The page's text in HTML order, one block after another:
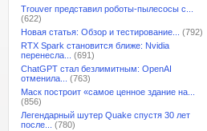
Trouver представил роботы-пылесосы с...
(622)
Новая статья: Обзор и тестирование...
(792)
RTX Spark становится ближе: Nvidia
перенесла...
(691)
ChatGPT стал безлимитным: OpenAI
отменила...
(763)
Маск построит «самое ценное здание на...
(856)
Легендарный шутер Quake спустя 30 лет
после...
(780)